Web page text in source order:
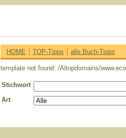
HOME | TOP-Tipps | alle Buch-Tipps
template not found: /Altopdomains/
Stichwort
Art